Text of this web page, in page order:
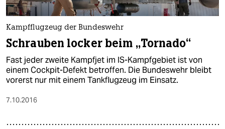
Kampfflugzeug der Bundeswehr
Schrauben locker beim „Tornado“
Fast jeder zweite Kampfjet im IS-Kampfgebiet ist von
einem Cockpit-Defekt betroffen. Die Bundeswehr bleibt
vorerst nur mit einem Tankflugzeug im Einsatz.
7.10.2016